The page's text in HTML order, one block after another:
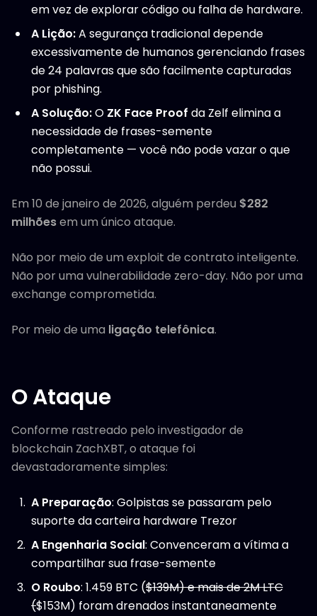
em vez de explorar código ou falha de hardware.
A Lição:A segurança tradicional depende
excessivamente de humanos gerenciando frases
de 24 palavras que são facilmente capturadas
por phishing.
A Solução:O ZK Face Proof da Zelf elimina a
necessidade de frases-semente
completamente — você não pode vazar o que
não possui.
Em 10 de janeiro de 2026, alguém perdeu $282
milhõesem um único ataque.
Não por meio de um exploit de contrato inteligente.
Não por uma vulnerabilidade zero-day. Não por uma
exchange comprometida.
Por meio de uma ligação telefônica.
O Ataque
Conforme rastreado pelo investigador de
blockchain ZachXBT, o ataque foi
devastadoramente simples:
A Preparação: Golpistas se passaram pelo
suporte da carteira hardware Trezor
A Engenharia Social: Convenceram a vítima a
compartilhar sua frase-semente
O Roubo: 1.459 BTC ($139M) e mais de 2M LTC
($153M) foram drenados instantaneamente